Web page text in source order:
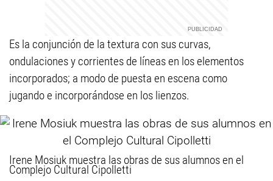
Es la conjunción de la textura con sus curvas,
ondulaciones y corrientes de líneas en los elementos
incorporados; a modo de puesta en escena como
jugando e incorporándose en los lienzos.
Irene Mosiuk muestra las obras de sus alumnos en el
Complejo Cultural Cipolletti